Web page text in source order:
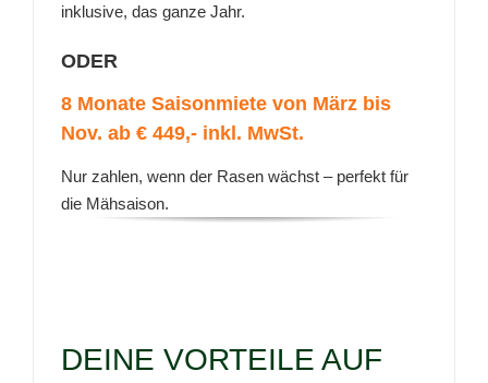
inklusive, das ganze Jahr.
ODER
8 Monate Saisonmiete von März bis
Nov. ab € 449,- inkl. MwSt.
Nur zahlen, wenn der Rasen wächst – perfekt für
die Mähsaison.
DEINE VORTEILE AUF